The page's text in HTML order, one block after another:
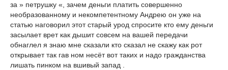
за » петрушку «, зачем деньги платить совершенно
необразованному и некомпетентному Андрею он уже на
статью наговорил этот старый урод спросите кто ему деньги
засылает врет как дышит совсем на вашей передачи
обнаглел я знаю мне сказали кто сказал не скажу как рот
открывает так гав ном несёт вот таких и надо гражданства
лишать пинком на вшивый запад .